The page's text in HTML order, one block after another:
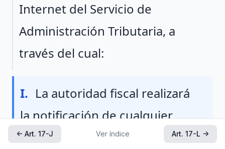
Internet del Servicio de
Administración Tributaria, a
través del cual:
Fraccion I
I. La autoridad fiscal realizará
la notificación de cualquier
acto o resolución
← Art. 17-J Ver índice Art. 17-L →